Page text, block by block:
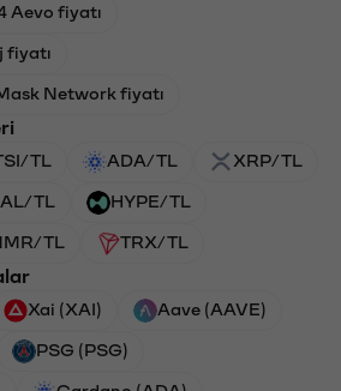
Aevo fiyatı
fiyatı
Network fiyatı
TL ADA/TL XRP/TL
TL HYPE/TL
TL TRX/TL
Xai (XAI) Aave (AAVE)
PSG (PSG)